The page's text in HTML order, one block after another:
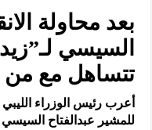
بعد محاولة
السيسي
تتساهل مع من
أعرب رئيس الوزراء
للمشير عبدالفتاح